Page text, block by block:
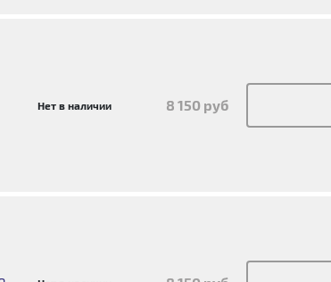
Нет в наличии 8 150 руб